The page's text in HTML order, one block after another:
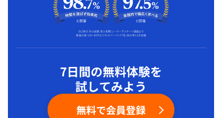
7日間の無料体験を
試してみよう
無料で会員登録